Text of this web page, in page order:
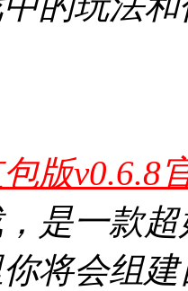
版v0.6.8
是一款
将会组